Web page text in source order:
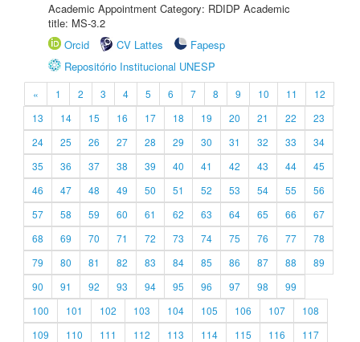
Academic Appointment Category: RDIDP Academic
title: MS-3.2
Orcid
CV Lattes
Fapesp
Repositório Institucional UNESP
« 1 2 3 4 5 6 7 8 9 10 11
12
13
14 15 16 17 18 19 20 21 22
23
24
25 26 27 28 29 30 31 32 33
34
35
36 37 38 39 40 41 42 43 44
45
46
47 48 49 50 51 52 53 54 55
56
57
58 59 60 61 62 63 64 65 66
67
68
69 70 71 72 73 74 75 76 77
78
79
80 81 82 83 84 85 86 87 88
89
90
91 92 93 94 95 96 97 98
99
100
101 102 103 104 105 106 107
108
109
110 111 112 113 114 115 116
117